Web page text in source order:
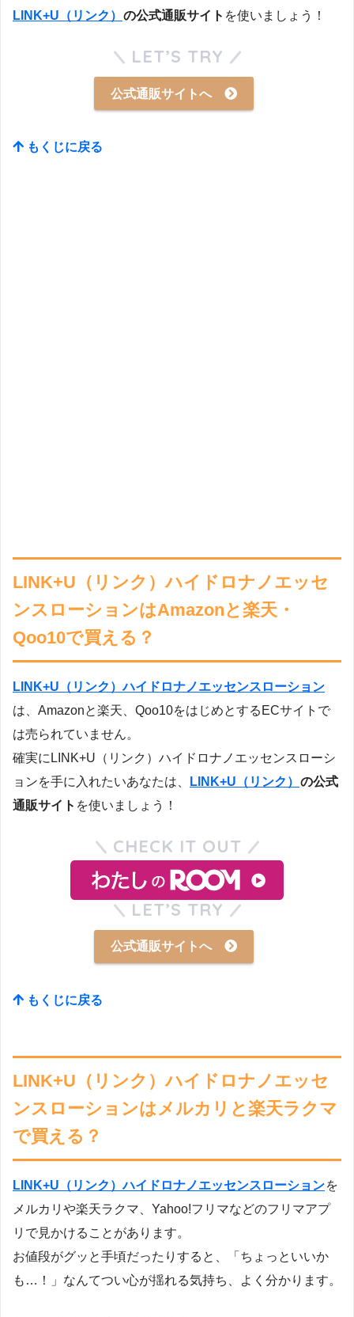
LINK+U（リンク） の公式通販サイト を使いましょう！
LET’S TRY
公式通販サイトへ
もくじに戻る
LINK+U（リンク）ハイドロナノエッセ
ンスローションはAmazonと楽天・
Qoo10で買える？
LINK+U（リンク）ハイドロナノエッセンスローション
は、Amazonと楽天、Qoo10をはじめとするECサイトで
は売られていません。
確実にLINK+U（リンク）ハイドロナノエッセンスローシ
ョンを手に入れたいあなたは、
LINK+U（リンク） の公式
通販サイト を使いましょう！
CHECK IT OUT
LET’S TRY
公式通販サイトへ
もくじに戻る
LINK+U（リンク）ハイドロナノエッセ
ンスローションはメルカリと楽天ラクマ
で買える？
LINK+U（リンク）ハイドロナノエッセンスローションを
メルカリや楽天ラクマ、Yahoo!フリマなどのフリマアプ
リで見かけることがあります。
お値段がグッと手頃だったりすると、「ちょっといいか
も…！」なんてつい心が揺れる気持ち、よく分かります。